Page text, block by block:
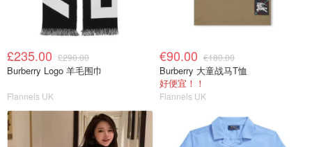
£235.00 £290.00
Burberry Logo 羊毛围巾
Flannels UK
€90.00 €180.00
Burberry 大童战马T恤
好便宜！！
Flannels UK